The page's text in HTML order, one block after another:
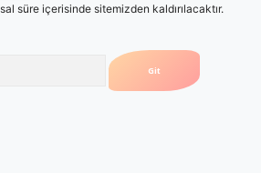
süre içerisinde sitemizden kaldırılacaktır.